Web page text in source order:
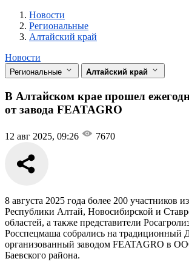
Новости
Разделы
Новости
Региональные
Алтайский край
Новости
Региональные Алтайский край
В Алтайском крае прошел
от завода FEATAGRO
12 авг 2025, 09:26 7670
8 августа 2025 года более 200 участников
Республики Алтай, Новосибирской и
областей, а также представители
Росспецмаша собрались на традиционный
организованный заводом FEATAGRO в
Баевского района.